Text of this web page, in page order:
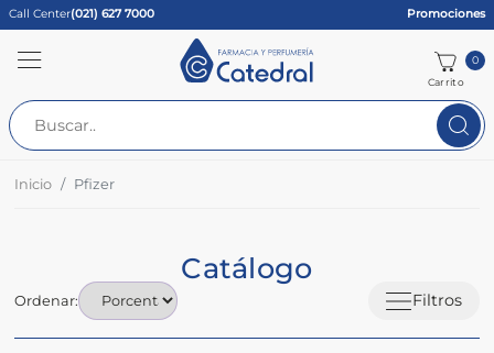
Call Center(021) 627 7000 Promociones
Carrito
0
Inicio Pfizer
Catálogo
Filtros
Ordenar: